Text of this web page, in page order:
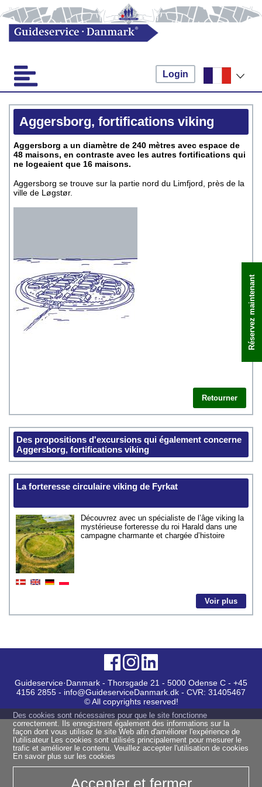
Login
Aggersborg, fortifications viking
Aggersborg a un diamètre de 240 mètres avec espace de
48 maisons, en contraste avec les autres fortifications qui
ne logeaient que 16 maisons.
Aggersborg se trouve sur la partie nord du Limfjord, près de la
ville de Løgstør.
Retourner
Des propositions d'excursions qui également concerne
Aggersborg, fortifications viking
La forteresse circulaire viking de Fyrkat
Découvrez avec un spécialiste de l’âge viking la
mystérieuse forteresse du roi Harald dans une
campagne charmante et chargée d’histoire
Voir plus
Réservez maintenant
Guideservice·Danmark - Thorsgade 21 - 5000 Odense C - +45
4156 2855 - info@GuideserviceDanmark.dk - CVR: 31405467
© All copyrights reserved!
Des cookies sont nécessaires pour que le site fonctionne
correctement. Ils enregistrent également des informations sur la
façon dont vous utilisez le site Web afin d'améliorer l'expérience de
l'utilisateur Les cookies sont utilisés principalement pour mesurer le
trafic et améliorer le contenu. Veuillez accepter l'utilisation de cookies
En savoir plus sur les cookies
Accepter et fermer